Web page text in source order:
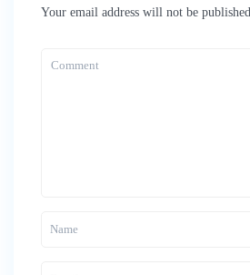
Your email address will not be published.